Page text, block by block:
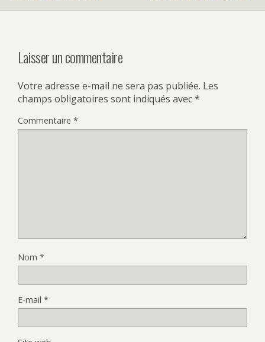
Laisser un commentaire
Votre adresse e-mail ne sera pas publiée. Les
champs obligatoires sont indiqués avec*
Commentaire *
Nom *
E-mail *